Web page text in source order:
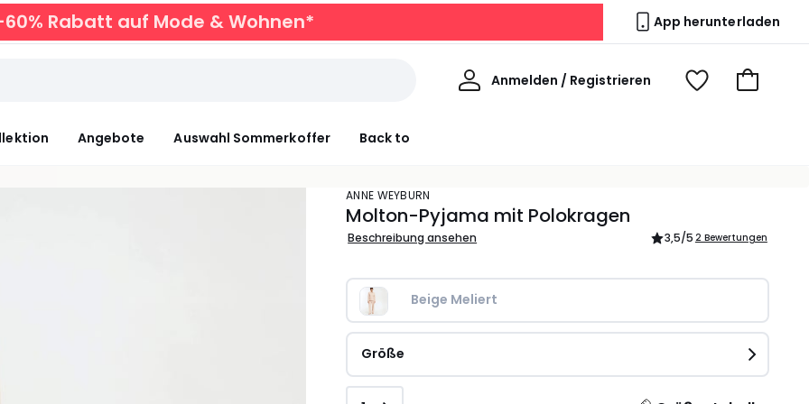
-60% Rabatt auf Mode & Wohnen* App herunterladen
Angebote Auswahl Sommerkoffer Back to
Anmelden / Registrieren
Willkommen
Voir
Zum
ANNE WEYBURN
Molton-Pyjama mit Polokragen
Beschreibung ansehen 3,5/5 2 Bewertungen
Beige Meliert
Größe